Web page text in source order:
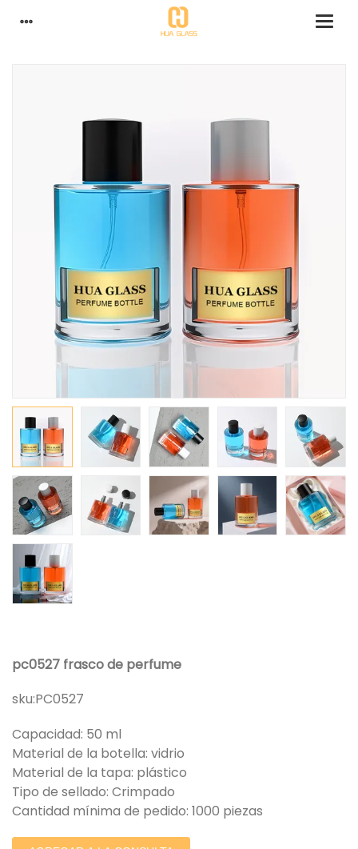
pc0527 frasco de perfume
sku:PC0527
Capacidad: 50 ml
Material de la botella: vidrio
Material de la tapa: plástico
Tipo de sellado: Crimpado
Cantidad mínima de pedido: 1000 piezas